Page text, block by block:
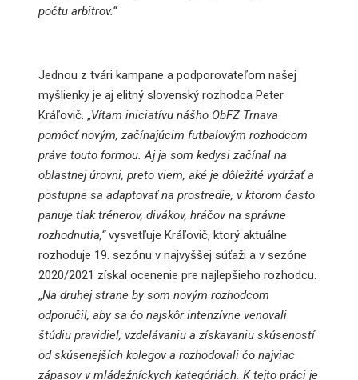
počtu arbitrov.“
Jednou z tvári kampane a podporovateľom našej
myšlienky je aj elitný slovenský rozhodca Peter
Kráľovič. „Vítam iniciatívu nášho ObFZ Trnava
pomôcť novým, začínajúcim futbalovým rozhodcom
práve touto formou. Aj ja som kedysi začínal na
oblastnej úrovni, preto viem, aké je dôležité vydržať a
postupne sa adaptovať na prostredie, v ktorom často
panuje tlak trénerov, divákov, hráčov na správne
rozhodnutia,“vysvetľuje Kráľovič, ktorý aktuálne
rozhoduje 19. sezónu v najvyššej súťaži a v sezóne
2020/2021 získal ocenenie pre najlepšieho rozhodcu.
„Na druhej strane by som novým rozhodcom
odporučil, aby sa čo najskôr intenzívne venovali
štúdiu pravidiel, vzdelávaniu a získavaniu skúseností
od skúsenejších kolegov a rozhodovali čo najviac
zápasov v mládežníckych kategóriách. K tejto práci je